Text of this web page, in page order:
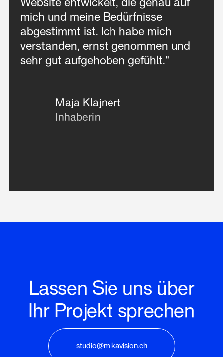
Website entwickelt, die genau auf
mich und meine Bedürfnisse
abgestimmt ist. Ich habe mich
verstanden, ernst genommen und
sehr gut aufgehoben gefühlt."
Maja Klajnert
Inhaberin
Lassen Sie uns über
Ihr Projekt sprechen
studio@mikavision.ch